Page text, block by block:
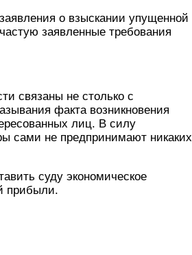
о взыскании упущенной
заявленные требования
связаны не столько с
факта возникновения
лиц. В силу
сами не предпринимают никаких
суду экономическое
прибыли.